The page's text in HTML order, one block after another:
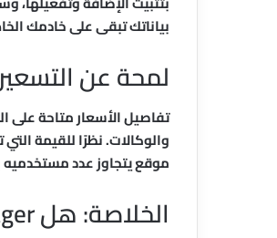
بياناتك تبقى على خادمك
لمحة عن
تفاصيل الأسعار متاحة
والوكالات. نظرًا للقيمة
موقع يتجاوز عدد
الخلاصة: هل Clicks User Manager هو الخيار الأمثل لموقعك؟